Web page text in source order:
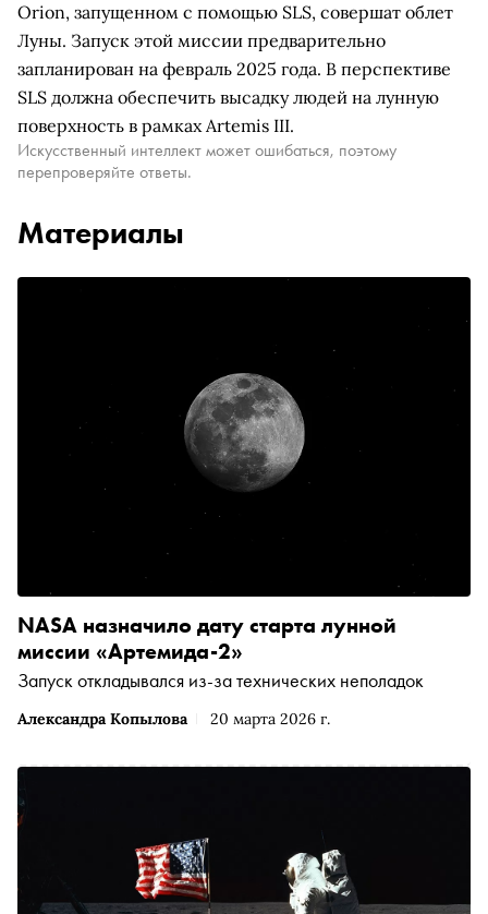
Orion, запущенном с помощью SLS, совершат облет
Луны. Запуск этой миссии предварительно
запланирован на февраль 2025 года. В перспективе
SLS должна обеспечить высадку людей на лунную
поверхность в рамках Artemis III.
Искусственный интеллект может ошибаться, поэтому
перепроверяйте ответы.
Материалы
Александра Копылова 20 марта 2026 г.
NASA назначило дату старта лунной
миссии «Артемида-2»
Запуск откладывался из-за технических неполадок